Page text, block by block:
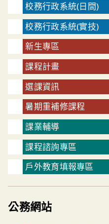
校務行政系統(日間)
校務行政系統(實技)
新生專區
課程計畫
選課資訊
暑期重補修課程
課業輔導
課程諮詢專區
戶外教育填報專區
公務網站